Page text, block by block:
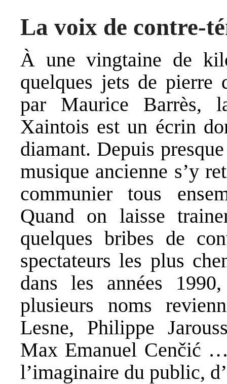
La voix de contre-
À une vingtaine de
quelques jets de pierre
par Maurice Barrès,
Xaintois est un écrin
diamant. Depuis
musique ancienne s’y
communier tous
Quand on laisse
quelques bribes de
spectateurs les plus
dans les années
plusieurs noms
Lesne, Philippe
Max Emanuel Cenčić
l’imaginaire du public,